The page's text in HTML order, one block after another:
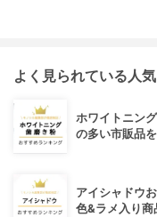
よく見られている人
ホワイトニン
の多い市販品
アイシャドウ
色&ラメ入り商